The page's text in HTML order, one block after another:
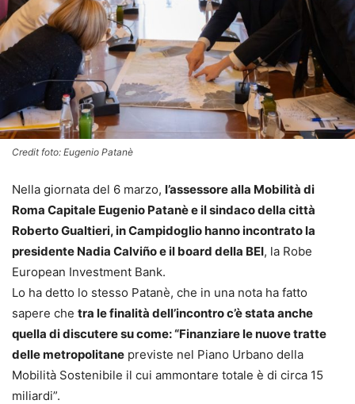
Credit foto: Eugenio Patanè
Nella giornata del 6 marzo, l’assessore alla Mobilità di
Roma Capitale Eugenio Patanè e il sindaco della città
Roberto Gualtieri, in Campidoglio hanno incontrato la
presidente Nadia Calviño e il board della BEI, la Robe
European Investment Bank.
Lo ha detto lo stesso Patanè, che in una nota ha fatto
sapere che tra le finalità dell’incontro c’è stata anche
quella di discutere su come: “Finanziare le nuove tratte
delle metropolitane previste nel Piano Urbano della
Mobilità Sostenibile il cui ammontare totale è di circa 15
miliardi”.